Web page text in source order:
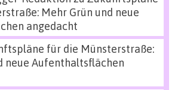
Mehr Grün und neue
angedacht
für die Münsterstraße:
neue Aufenthaltsflächen